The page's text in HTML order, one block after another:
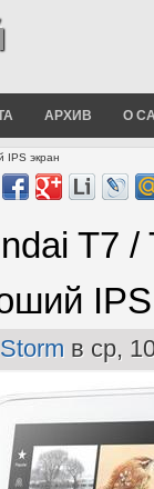
АРХИВ О
IPS экран
T7
в ср,